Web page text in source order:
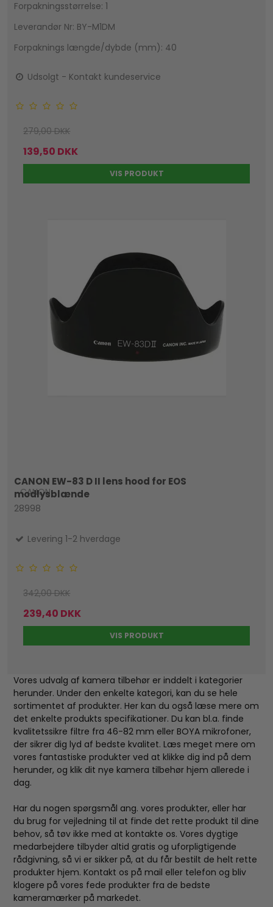
Forpakningsstørrelse: 1
Leverandør Nr: BY-M1DM
Forpaknings længde/dybde (mm): 40
Udsolgt - Kontakt kundeservice
279,00 DKK
139,50 DKK
VIS PRODUKT
CANON EW-83 D II lens hood for EOS
modlysblænde
CANON
28998
Levering 1-2 hverdage
342,00 DKK
239,40 DKK
VIS PRODUKT
Vores udvalg af kamera tilbehør er inddelt i kategorier
herunder. Under den enkelte kategori, kan du se hele
sortimentet af produkter. Her kan du også læse mere om
det enkelte produkts specifikationer. Du kan bl.a. finde
kvalitetssikre filtre fra 46-82 mm eller BOYA mikrofoner,
der sikrer dig lyd af bedste kvalitet. Læs meget mere om
vores fantastiske produkter ved at klikke dig ind på dem
herunder, og klik dit nye kamera tilbehør hjem allerede i
dag.
Har du nogen spørgsmål ang. vores produkter, eller har
du brug for vejledning til at finde det rette produkt til dine
behov, så tøv ikke med at kontakte os. Vores dygtige
medarbejdere tilbyder altid gratis og uforpligtigende
rådgivning, så vi er sikker på, at du får bestilt de helt rette
produkter hjem. Kontakt os på mail eller telefon og bliv
klogere på vores fede produkter fra de bedste
kameramærker på markedet.